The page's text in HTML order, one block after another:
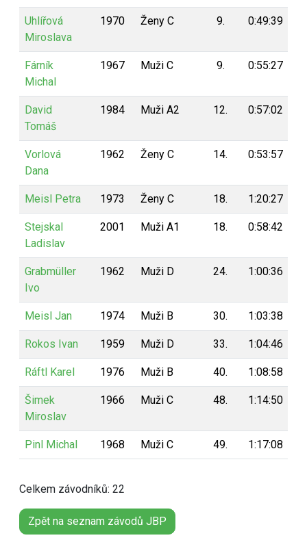
Uhlířová
Miroslava
1970 Ženy C 9. 0:49:39
Fárník
Michal
1967 Muži C 9. 0:55:27
David
Tomáš
1984 Muži A2 12. 0:57:02
Vorlová
Dana
1962 Ženy C 14. 0:53:57
Meisl Petra 1973 Ženy C 18. 1:20:27
Stejskal
Ladislav
2001 Muži A1 18. 0:58:42
Grabmüller
Ivo
1962 Muži D 24. 1:00:36
Meisl Jan 1974 Muži B 30. 1:03:38
Rokos Ivan 1959 Muži D 33. 1:04:46
Ráftl Karel 1976 Muži B 40. 1:08:58
Šimek
Miroslav
1966 Muži C 48. 1:14:50
Pinl Michal 1968 Muži C 49. 1:17:08
Celkem závodníků: 22
Zpět na seznam závodů JBP